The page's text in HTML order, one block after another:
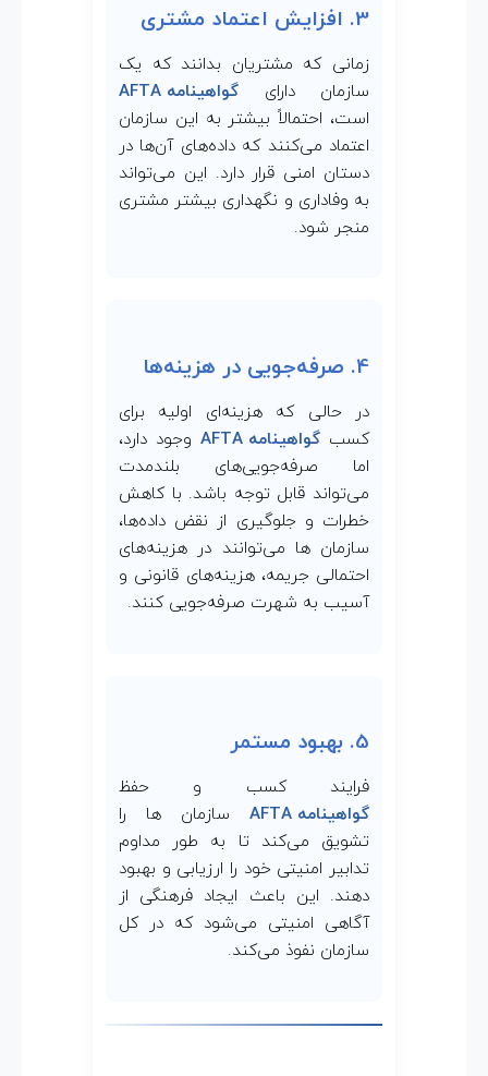
3. افزایش اعتماد مشتری
زمانی که مشتریان بدانند که یک
سازمان دارای گواهینامه AFTA
است، احتمالاً بیشتر به این سازمان
اعتماد می‌کنند که داده‌های آن‌ها در
دستان امنی قرار دارد. این می‌تواند
به وفاداری و نگهداری بیشتر مشتری
منجر شود.
4. صرفه‌جویی در هزینه‌ها
در حالی که هزینه‌ای اولیه برای
کسب گواهینامه AFTA
وجود دارد،
اما صرفه‌جویی‌های بلندمدت
می‌تواند قابل توجه باشد. با کاهش
خطرات و جلوگیری از نقض داده‌ها،
سازمان ها می‌توانند در هزینه‌های
احتمالی جریمه، هزینه‌های قانونی و
آسیب به شهرت صرفه‌جویی کنند.
5. بهبود مستمر
فرایند کسب و حفظ
گواهینامه AFTA
سازمان ها را
تشویق می‌کند تا به طور مداوم
تدابیر امنیتی خود را ارزیابی و بهبود
دهند. این باعث ایجاد فرهنگی از
آگاهی امنیتی می‌شود که در کل
سازمان نفوذ می‌کند.